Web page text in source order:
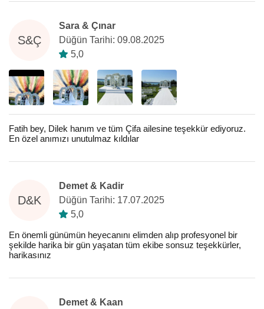
S&Ç
Sara & Çınar
Düğün Tarihi: 09.08.2025
5,0
Fatih bey, Dilek hanım ve tüm Çifa ailesine teşekkür ediyoruz.
En özel anımızı unutulmaz kıldılar
D&K
Demet & Kadir
Düğün Tarihi: 17.07.2025
5,0
En önemli günümün heyecanını elimden alıp profesyonel bir
şekilde harika bir gün yaşatan tüm ekibe sonsuz teşekkürler,
harikasınız
Demet & Kaan